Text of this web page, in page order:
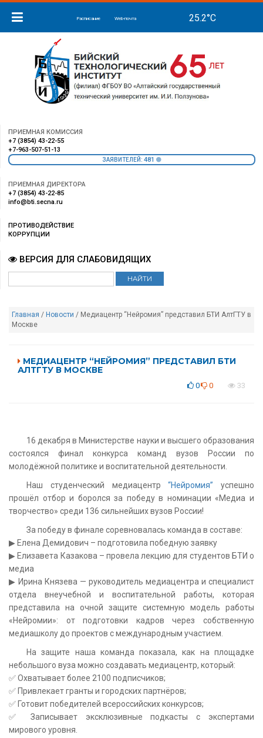
Расписание Web-почта
ПРИЕМНАЯ КОМИССИЯ
+7 (3854) 43-22-55
+7-963-507-51-13
ЗАЯВИТЕЛЕЙ: 481
ПРИЕМНАЯ ДИРЕКТОРА
+7 (3854) 43-22-85
info@bti.secna.ru
ПРОТИВОДЕЙСТВИЕ
КОРРУПЦИИ
ВЕРСИЯ ДЛЯ СЛАБОВИДЯЩИХ
Главная / Новости / Медиацентр “Нейромия” представил БТИ АлтГТУ в
Москве
МЕДИАЦЕНТР “НЕЙРОМИЯ” ПРЕДСТАВИЛ БТИ
АЛТГТУ В МОСКВЕ
0 0 33
16 декабря в Министерстве науки и высшего образования
состоялся финал конкурса команд вузов России по
молодёжной политике и воспитательной деятельности.
Наш студенческий медиацентр“Нейромия” успешно
прошёл отбор и боролся за победу в номинации «Медиа и
творчество» среди 136 сильнейших вузов России!
За победу в финале соревновалась команда в составе:
▶ Елена Демидович – подготовила победную заявку
▶ Елизавета Казакова – провела лекцию для студентов БТИ о
медиа
▶ Ирина Князева — руководитель медиацентра и специалист
отдела внеучебной и воспитательной работы, которая
представила на очной защите системную модель работы
«Нейромии»: от подготовки кадров через собственную
медиашколу до проектов с международным участием.
На защите наша команда показала, как на площадке
небольшого вуза можно создавать медиацентр, который:
✅Охватывает более 2100 подписчиков;
✅ Привлекает гранты и городских партнёров;
✅ Готовит победителей всероссийских конкурсов;
✅
Записывает эксклюзивные подкасты с экспертами
мирового уровня.